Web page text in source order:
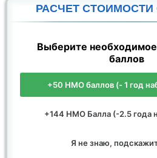
РАСЧЕТ СТОИМОСТИ
Выберите
баллов
+50 НМО баллов (- 1 год
+144 НМО Балла (-2.5 года
Я не знаю,